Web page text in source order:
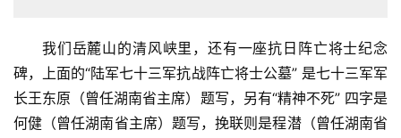
我们岳麓山的清风峡里，还有一座抗日阵亡将士纪念
碑，上面的“陆军七十三军抗战阵亡将士公墓” 是七十三军军
长王东原（曾任湖南省主席）题写，另有“精神不死” 四字是
何健（曾任湖南省主席）题写，挽联则是程潜（曾任湖南省